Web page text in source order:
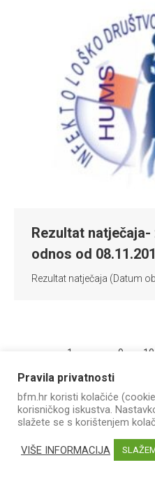
Rezultat
odnos od
Rezultat natječaja (Datum
1 9 10
MIHALJEVIĆ" - Web
Pravila privatnosti
bfm.hr koristi kolačiće
korisničkog iskustva.
slažete se s korištenjem
VIŠE INFORMACIJA